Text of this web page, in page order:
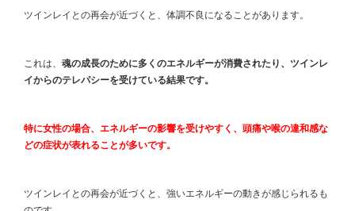
ツインレイとの再会が近づくと、体調不良になることがあります。
これは、 魂の成長のために多くのエネルギーが消費されたり、ツインレ
イからのテレパシーを受けている結果です。
特に女性の場合、エネルギーの影響を受けやすく、頭痛や喉の違和感な
どの症状が表れることが多いです。
ツインレイとの再会が近づくと、強いエネルギーの動きが感じられるも